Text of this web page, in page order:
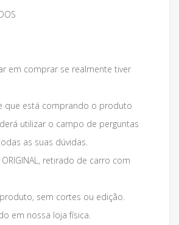
em comprar se realmente tiver
que está comprando o produto
utilizar o campo de perguntas
as suas dúvidas.
retirado de carro com
sem cortes ou edição.
em nossa loja física.